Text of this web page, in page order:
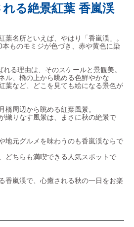
る絶景紅葉 香嵐渓
葉名所といえば、やはり「香嵐渓」。
ものモミジが色づき、赤や黄色に染
れる理由は、そのスケールと景観美。
ル、橋の上から眺める色鮮やかな
葉など、どこを見ても絵になる景色が
橋周辺から眺める紅葉風景。
織りなす風景は、まさに秋の絶景で
地元グルメを味わうのも香嵐渓ならで
どちらも満喫できる人気スポットで
香嵐渓で、心癒される秋の一日をお楽